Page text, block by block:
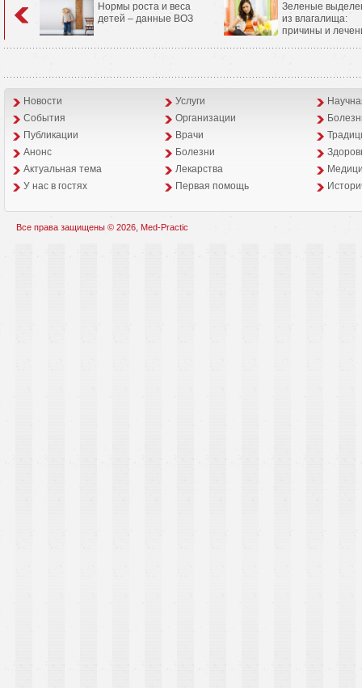
Нормы роста и веса
детей – данные ВОЗ
Зеленые
из влагалища:
причины и
Новости Услуги
События
Организации
Публикации
Врачи
Анонс
Болезни
Aктуальная тема
Лекарства
У нас в гостях
Первая помощь
Все права защищены © 2026, Med-Practic